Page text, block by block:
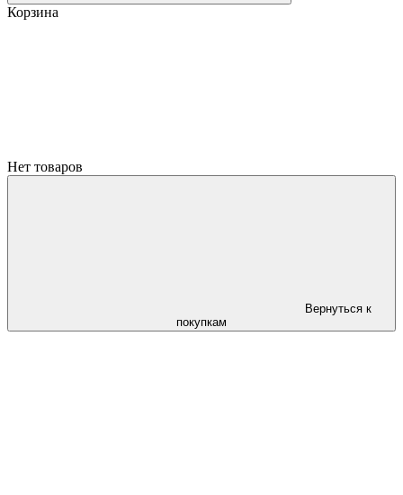
Корзина
Нет товаров
Вернуться к
покупкам